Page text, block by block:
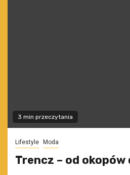
3 min przeczytania
Lifestyle Moda
Trencz – od okopów